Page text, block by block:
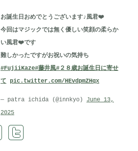
お誕生日おめでとうございます♪風君❤️
今回はマジックでは無く優しい笑顔の柔らか
い風君❤️です
難しかったですがお祝いの気持ち
#FujiiKaze#藤井風#２８歳お誕生日に寄せ
て pic.twitter.com/HEvdpmZHqx
— patra ichida (@innkyo) June 13,
2025